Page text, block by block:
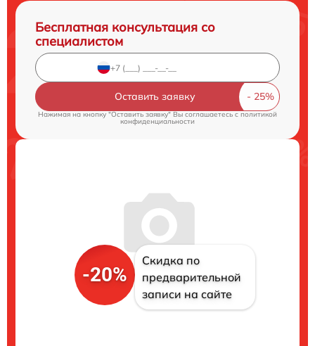
Бесплатная консультация со
специалистом
Оставить заявку
Нажимая на кнопку "Оставить заявку" Вы соглашаетесь c политикой
конфиденциальности
-20%
Скидка по
предварительной
записи на сайте